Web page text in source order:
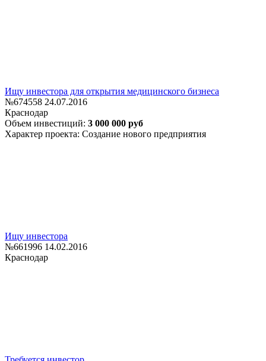
Ищу инвестора для открытия медицинского бизнеса
№674558 24.07.2016
Краснодар
Объем инвестиций: 3 000 000 руб
Характер проекта: Создание нового предприятия
Ищу инвестора
№661996 14.02.2016
Краснодар